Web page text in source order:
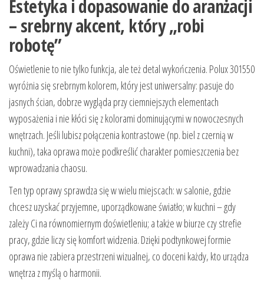
Estetyka i dopasowanie do aranżacji
– srebrny akcent, który „robi
robotę”
Oświetlenie to nie tylko funkcja, ale też detal wykończenia. Polux 301550
wyróżnia się srebrnym kolorem, który jest uniwersalny: pasuje do
jasnych ścian, dobrze wygląda przy ciemniejszych elementach
wyposażenia i nie kłóci się z kolorami dominującymi w nowoczesnych
wnętrzach. Jeśli lubisz połączenia kontrastowe (np. biel z czernią w
kuchni), taka oprawa może podkreślić charakter pomieszczenia bez
wprowadzania chaosu.
Ten typ oprawy sprawdza się w wielu miejscach: w salonie, gdzie
chcesz uzyskać przyjemne, uporządkowane światło; w kuchni – gdy
zależy Ci na równomiernym doświetleniu; a także w biurze czy strefie
pracy, gdzie liczy się komfort widzenia. Dzięki podtynkowej formie
oprawa nie zabiera przestrzeni wizualnej, co doceni każdy, kto urządza
wnętrza z myślą o harmonii.